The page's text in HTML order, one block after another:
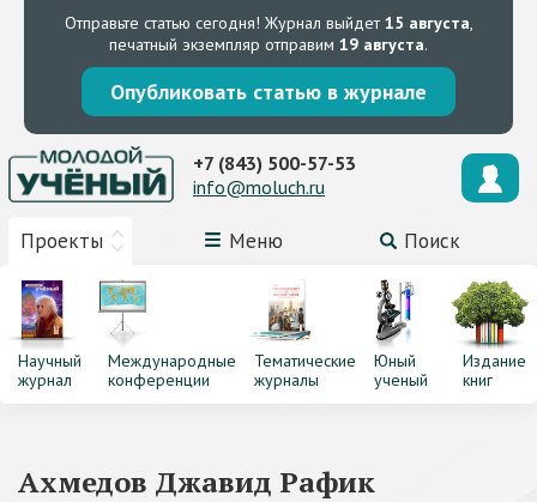
Отправьте статью сегодня! Журнал выйдет15 августа,
печатный экземпляр отправим 19 августа.
Опубликовать статью в журнале
Проекты Меню Поиск
+7 (843) 500-57-53
info@moluch.ru
Научный
журнал
Международные
конференции
Тематические
журналы
Юный
ученый
Издание
книг
Ахмедов Джавид Рафик